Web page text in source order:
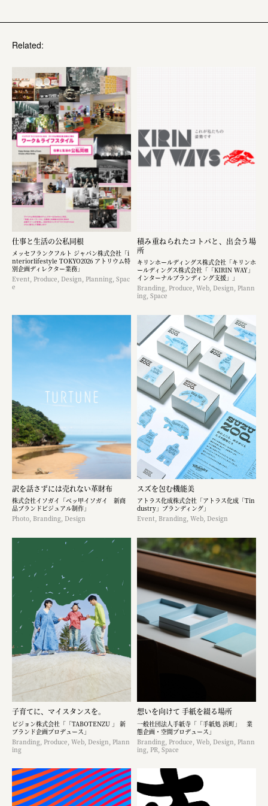
Related:
仕事と生活の公私同根
メッセフランクフルト ジャパン株式会社「i
nteriorlifestyle TOKYO2026 アトリウム特
別企画ディレクター業務」
Event, Produce, Design, Planning, Spac
e
積み重ねられたコトバと、出会う場
所
キリンホールディングス株式会社「キリンホ
ールディングス株式会社「「KIRIN WAY」
インターナルブランディング支援」」
Branding, Produce, Web, Design, Plann
ing, Space
訳を話さずには売れない革財布
株式会社イソガイ「ベッ甲イソガイ 新商
品ブランドビジュアル制作」
Photo, Branding, Design
スズを包む機能美
アトラス化成株式会社「アトラス化成「Tin
dustry」ブランディング」
Event, Branding, Web, Design
子育てに、マイスタンスを。
ピジョン株式会社「「TABOTENZU 」 新
ブランド企画プロデュース」
Branding, Produce, Web, Design, Plann
ing
想いを向けて 手紙を綴る場所
一般社団法人手紙寺「「手紙処 浜町」 業
態企画・空間プロデュース」
Branding, Produce, Web, Design, Plann
ing, PR, Space